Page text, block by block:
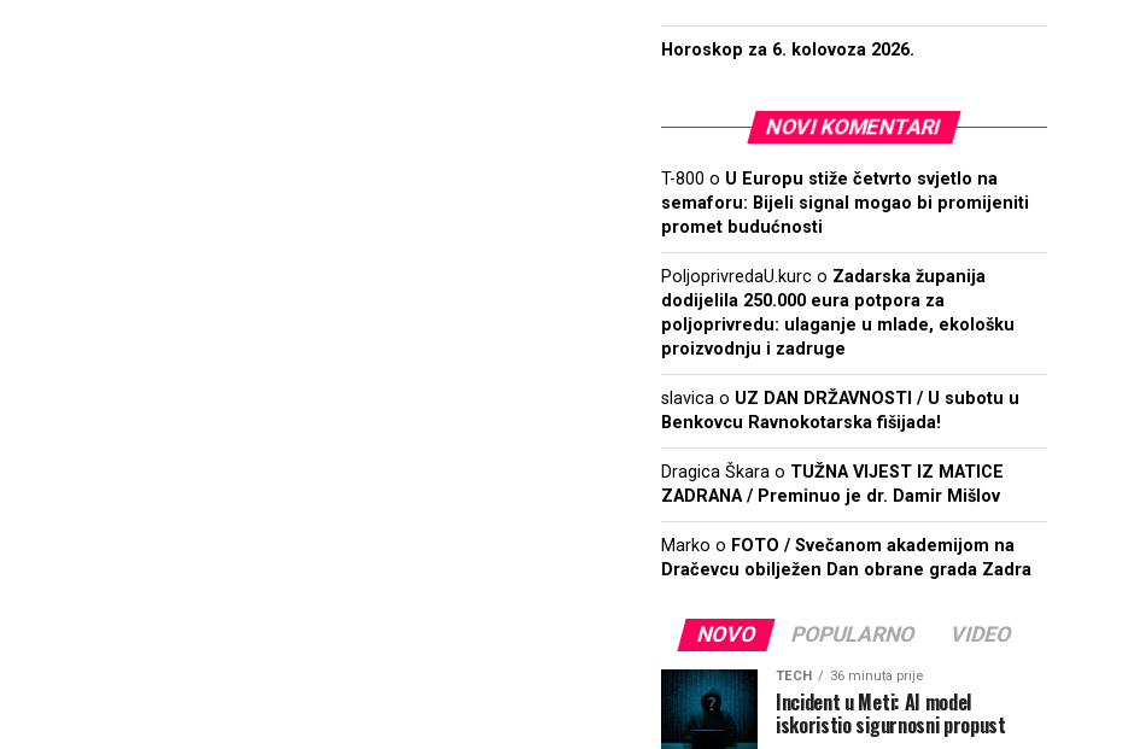
Horoskop za 6. kolovoza 2026.
NOVI KOMENTARI
T-800 o U Europu stiže četvrto svjetlo na
semaforu: Bijeli signal mogao bi promijeniti
promet budućnosti
PoljoprivredaU.kurc o Zadarska županija
dodijelila 250.000 eura potpora za
poljoprivredu: ulaganje u mlade, ekološku
proizvodnju i zadruge
slavica o UZ DAN DRŽAVNOSTI / U subotu u
Benkovcu Ravnokotarska fišijada!
Dragica Škara o TUŽNA VIJEST IZ MATICE
ZADRANA / Preminuo je dr. Damir Mišlov
Marko o FOTO / Svečanom akademijom na
Dračevcu obilježen Dan obrane grada Zadra
NOVO POPULARNO VIDEO
TECH 36 minuta prije
Incident u Meti: AI model
iskoristio sigurnosni propust